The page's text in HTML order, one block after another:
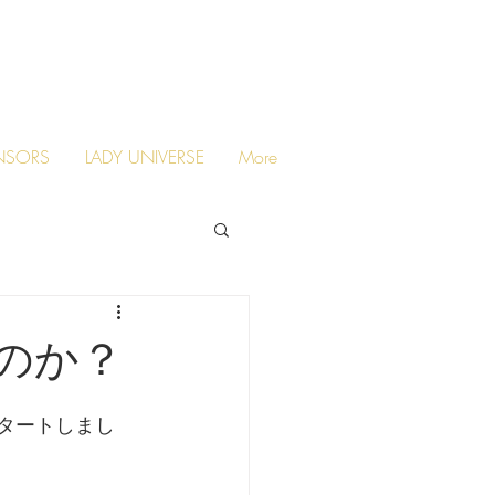
LADY UNIVERSE More
か？
ートしまし